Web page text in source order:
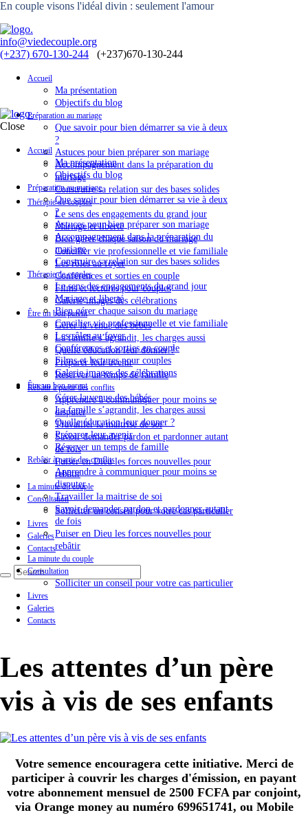
En couple visons l'idéal divin : seulement l'amour
info@viedecouple.org
(+237) 670-130-244
Accueil
Ma présentation
Objectifs du blog
Préparation au mariage
Que savoir pour bien démarrer sa vie à deux
?
Astuces pour bien préparer son mariage
Accompagnement dans la préparation du
mariage
Construire sa relation sur des bases solides
Thérapie de couples
Le sens des engagements du grand jour
Mariage et liberté
Bien gérer chaque saison du mariage
Concilier vie professionnelle et vie familiale
Les rôles au foyer
Conférences et sorties en couple
Films et lectures pour couples
Galerie images des célébrations
Être un bon parent
Gérer la venue des bébés
La famille s’agrandit, les charges aussi
Quelle éducation leur donner ?
Préparer leur avenir
Réserver un temps de famille
Rebâtir à partir des conflits
Apprendre à communiquer pour moins se
disputer
Travailler la maitrise de soi
Savoir demander pardon et pardonner autant
de fois
Puiser en Dieu les forces nouvelles pour
rebâtir
La minute du couple
Consultation
Solliciter un conseil pour votre cas particulier
Livres
Galeries
Contacts
Close
Accueil
Ma présentation
Objectifs du blog
Préparation au mariage
Que savoir pour bien démarrer sa vie à deux
?
Astuces pour bien préparer son mariage
Accompagnement dans la préparation du
mariage
Construire sa relation sur des bases solides
Thérapie de couples
Le sens des engagements du grand jour
Mariage et liberté
Bien gérer chaque saison du mariage
Concilier vie professionnelle et vie familiale
Les rôles au foyer
Conférences et sorties en couple
Films et lectures pour couples
Galerie images des célébrations
Être un bon parent
Gérer la venue des bébés
La famille s’agrandit, les charges aussi
Quelle éducation leur donner ?
Préparer leur avenir
Réserver un temps de famille
Rebâtir à partir des conflits
Apprendre à communiquer pour moins se
disputer
Travailler la maitrise de soi
Savoir demander pardon et pardonner autant
de fois
Puiser en Dieu les forces nouvelles pour
rebâtir
La minute du couple
Consultation
Solliciter un conseil pour votre cas particulier
Livres
Galeries
Contacts
Les attentes d’un père
vis à vis de ses enfants
Votre semence encouragera cette initiative. Merci de
participer à couvrir les charges d'émission, en payant
votre abonnement mensuel de 2500 FCFA par conjoint,
via Orange money au numéro 699651741, ou Mobile